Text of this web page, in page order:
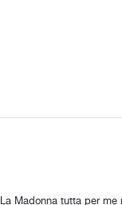
La Madonna tutta per